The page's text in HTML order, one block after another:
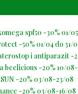
spf50 -30% 01/
-50% 01/04 do 31/
i antiparazit -
beelicious -20% 10/
-20% 03/08-23/08
-20% 03/08-16/08